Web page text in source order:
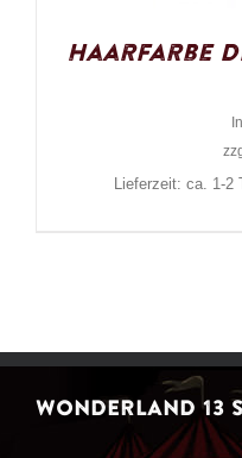
Haarfarbe
Lieferzeit: ca. 1-2
WONDERLAND 13